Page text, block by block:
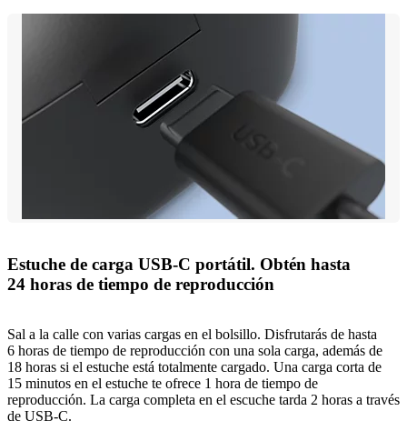
Estuche de carga USB-C portátil. Obtén hasta
24 horas de tiempo de reproducción
Sal a la calle con varias cargas en el bolsillo. Disfrutarás de hasta
6 horas de tiempo de reproducción con una sola carga, además de
18 horas si el estuche está totalmente cargado. Una carga corta de
15 minutos en el estuche te ofrece 1 hora de tiempo de
reproducción. La carga completa en el escuche tarda 2 horas a través
de USB-C.